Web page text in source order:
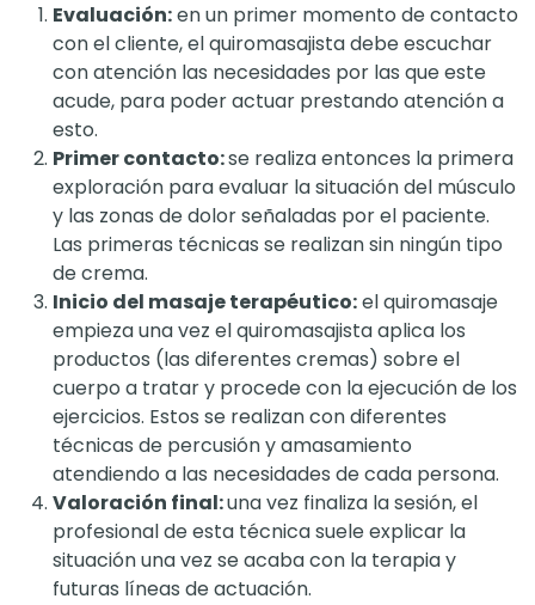
Evaluación:en un primer momento de contacto
con el cliente, el quiromasajista debe escuchar
con atención las necesidades por las que este
acude, para poder actuar prestando atención a
esto.
Primer contacto:se realiza entonces la primera
exploración para evaluar la situación del músculo
y las zonas de dolor señaladas por el paciente.
Las primeras técnicas se realizan sin ningún tipo
de crema.
Inicio del masaje terapéutico:el quiromasaje
empieza una vez el quiromasajista aplica los
productos (las diferentes cremas) sobre el
cuerpo a tratar y procede con la ejecución de los
ejercicios. Estos se realizan con diferentes
técnicas de percusión y amasamiento
atendiendo a las necesidades de cada persona.
Valoración final:una vez finaliza la sesión, el
profesional de esta técnica suele explicar la
situación una vez se acaba con la terapia y
futuras líneas de actuación.